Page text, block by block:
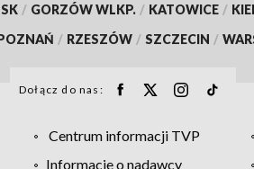
/ GORZÓW WLKP. / KATOWICE /
/ RZESZÓW / SZCZECIN /
Dołącz do nas:
Centrum informacji TVP
Informacje o nadawcy